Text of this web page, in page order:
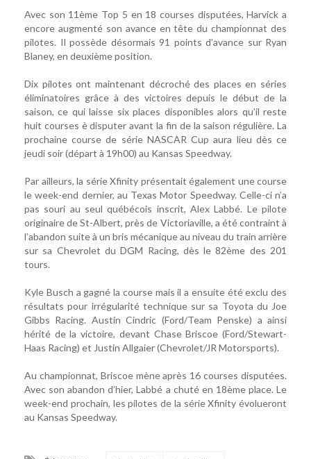
Avec son 11ème Top 5 en 18 courses disputées, Harvick a
encore augmenté son avance en tête du championnat des
pilotes. Il possède désormais 91 points d’avance sur Ryan
Blaney, en deuxième position.
Dix pilotes ont maintenant décroché des places en séries
éliminatoires grâce à des victoires depuis le début de la
saison, ce qui laisse six places disponibles alors qu’il reste
huit courses è disputer avant la fin de la saison régulière. La
prochaine course de série NASCAR Cup aura lieu dès ce
jeudi soir (départ à 19h00) au Kansas Speedway.
Par ailleurs, la série Xfinity présentait également une course
le week-end dernier, au Texas Motor Speedway. Celle-ci n’a
pas souri au seul québécois inscrit, Alex Labbé. Le pilote
originaire de St-Albert, près de Victoriaville, a été contraint à
l’abandon suite à un bris mécanique au niveau du train arrière
sur sa Chevrolet du DGM Racing, dès le 82ème des 201
tours.
Kyle Busch a gagné la course mais il a ensuite été exclu des
résultats pour irrégularité technique sur sa Toyota du Joe
Gibbs Racing. Austin Cindric (Ford/Team Penske) a ainsi
hérité de la victoire, devant Chase Briscoe (Ford/Stewart-
Haas Racing) et Justin Allgaier (Chevrolet/JR Motorsports).
Au championnat, Briscoe mène après 16 courses disputées.
Avec son abandon d’hier, Labbé a chuté en 18ème place. Le
week-end prochain, les pilotes de la série Xfinity évolueront
au Kansas Speedway.